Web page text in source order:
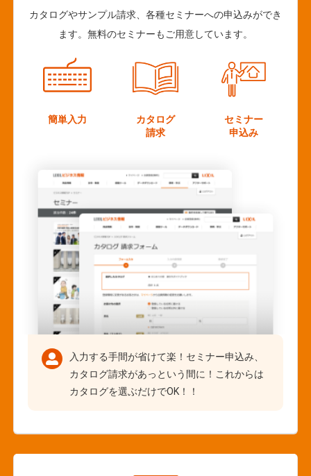
カタログやサンプル請求、各種セミナーへの申込みができ
ます。無料のセミナーもご用意しています。
簡単入力
カタログ
請求
セミナー
申込み
入力する手間が省けて楽！セミナー申込み、
カタログ請求があっという間に！これからは
カタログを選ぶだけでOK！！